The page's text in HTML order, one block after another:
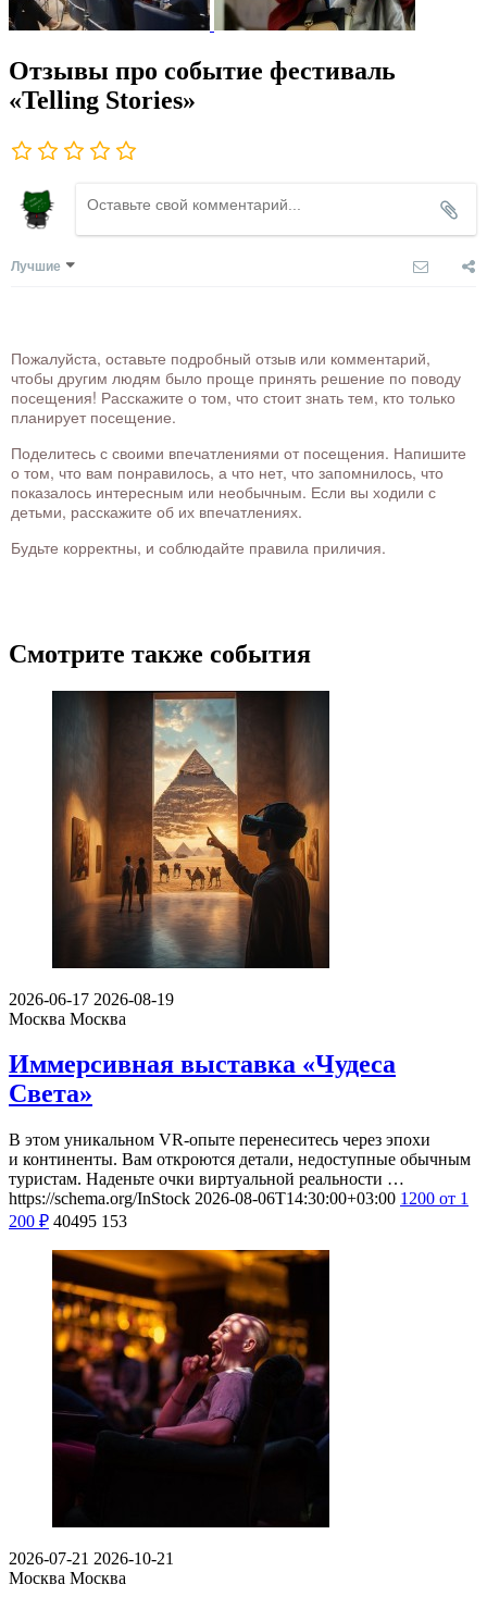
Отзывы про событие фестиваль
«Telling Stories»
Лучшие
Пожалуйста, оставьте подробный отзыв или комментарий,
чтобы другим людям было проще принять решение по поводу
посещения! Расскажите о том, что стоит знать тем, кто только
планирует посещение.
Поделитесь с своими впечатлениями от посещения. Напишите
о том, что вам понравилось, а что нет, что запомнилось, что
показалось интересным или необычным. Если вы ходили с
детьми, расскажите об их впечатлениях.
Будьте корректны, и соблюдайте правила приличия.
Смотрите также события
2026-06-17 2026-08-19
Москва Москва
Иммерсивная выставка «Чудеса
Света»
В этом уникальном VR-опыте перенеситесь через эпохи
и континенты. Вам откроются детали, недоступные обычным
туристам. Наденьте очки виртуальной реальности …
https://schema.org/InStock 2026-08-06T14:30:00+03:00 1200 от 1
200 ₽ 40495 153
2026-07-21 2026-10-21
Москва Москва